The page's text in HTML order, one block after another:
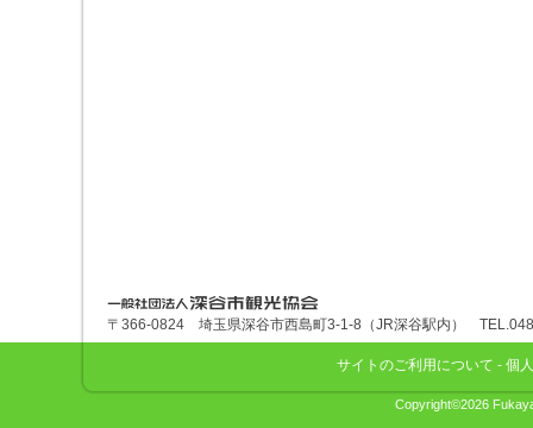
深谷市観光協会
〒366-0824 埼玉県深谷市西島町3-1-8（JR深谷駅内）
サイトのご利用について - 個
Copyright©2026